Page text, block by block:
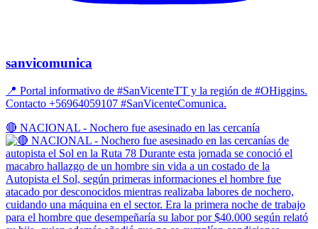
sanvicomunica
📍 Portal informativo de #SanVicenteTT y la región de #OHiggins.
Contacto +56964059107 #SanVicenteComunica.
🔴 NACIONAL - Nochero fue asesinado en las cercanía